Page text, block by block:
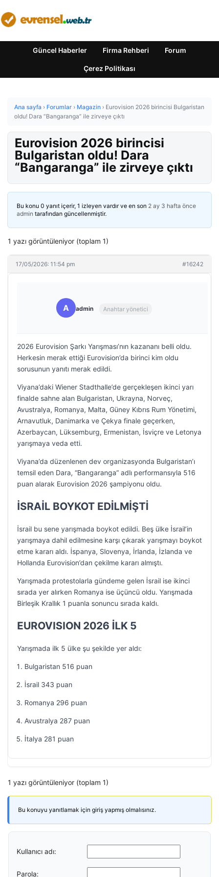
Güncel Haberler Firma Rehberi Forum
Çerez Politikası
Ana sayfa › Forumlar › Magazin › Eurovision 2026 birincisi Bulgaristan
oldu! Dara “Bangaranga” ile zirveye çıktı
Eurovision 2026 birincisi
Bulgaristan oldu! Dara
“Bangaranga” ile zirveye çıktı
Bu konu 0 yanıt içerir, 1 izleyen vardır ve en son 2 ay 3 hafta önce
admin tarafından güncellenmiştir.
1 yazı görüntüleniyor (toplam 1)
17/05/2026: 11:54 pm #16242
A admin Anahtar yönetici
2026 Eurovision Şarkı Yarışması’nın kazananı belli oldu.
Herkesin merak ettiği Eurovision’da birinci kim oldu
sorusunun yanıtı merak edildi.
Viyana’daki Wiener Stadthalle’de gerçekleşen ikinci yarı
finalde sahne alan Bulgaristan, Ukrayna, Norveç,
Avustralya, Romanya, Malta, Güney Kıbrıs Rum Yönetimi,
Arnavutluk, Danimarka ve Çekya finale geçerken,
Azerbaycan, Lüksemburg, Ermenistan, İsviçre ve Letonya
yarışmaya veda etti.
Viyana’da düzenlenen dev organizasyonda Bulgaristan’ı
temsil eden Dara, “Bangaranga” adlı performansıyla 516
puan alarak Eurovision 2026 şampiyonu oldu.
İSRAİL BOYKOT EDİLMİŞTİ
İsrail bu sene yarışmada boykot edildi. Beş ülke İsrail’in
yarışmaya dahil edilmesine karşı çıkarak yarışmayı boykot
etme kararı aldı. İspanya, Slovenya, İrlanda, İzlanda ve
Hollanda Eurovision’dan çekilme kararı almıştı.
Yarışmada protestolarla gündeme gelen İsrail ise ikinci
sırada yer alırken Romanya ise üçüncü oldu. Yarışmada
Birleşik Krallık 1 puanla sonuncu sırada kaldı.
EUROVISION 2026 İLK 5
Yarışmada ilk 5 ülke şu şekilde yer aldı:
Bulgaristan 516 puan
İsrail 343 puan
Romanya 296 puan
Avustralya 287 puan
İtalya 281 puan
1 yazı görüntüleniyor (toplam 1)
Bu konuyu yanıtlamak için giriş yapmış olmalısınız.
Kullanıcı adı:
Parola: